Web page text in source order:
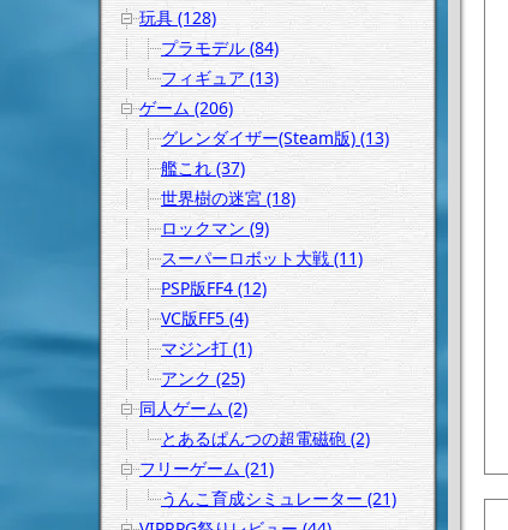
玩具 (128)
プラモデル (84)
フィギュア (13)
ゲーム (206)
グレンダイザー(Steam版) (13)
艦これ (37)
世界樹の迷宮 (18)
ロックマン (9)
スーパーロボット大戦 (11)
PSP版FF4 (12)
VC版FF5 (4)
マジン打 (1)
アンク (25)
同人ゲーム (2)
とあるぱんつの超電磁砲 (2)
フリーゲーム (21)
うんこ育成シミュレーター (21)